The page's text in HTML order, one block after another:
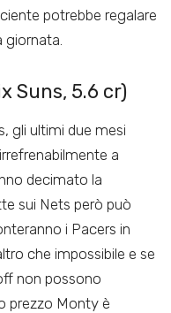
potrebbe regalare
Suns, 5.6 cr)
gli ultimi due mesi
a
decimato la
sui Nets però può
i Pacers in
che impossibile e se
non possono
prezzo Monty è